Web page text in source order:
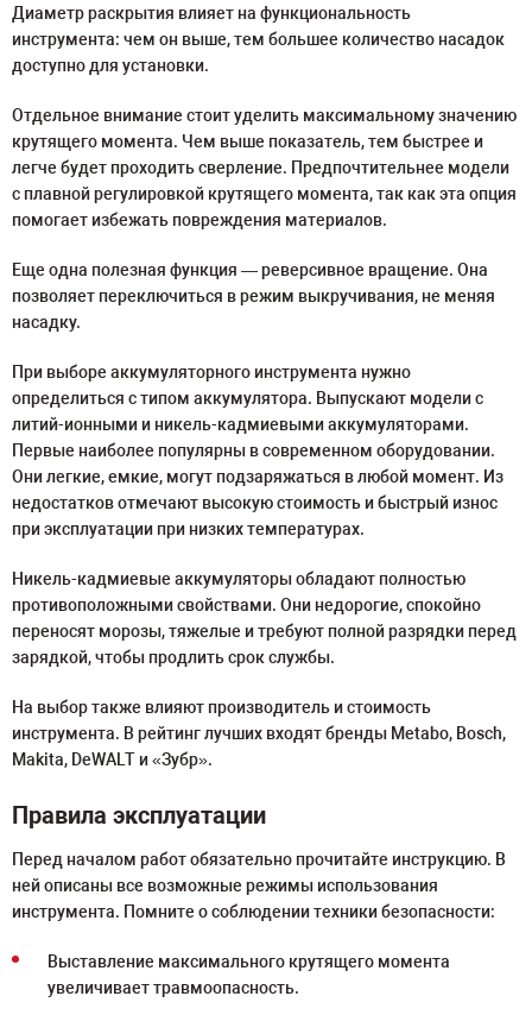
Диаметр раскрытия влияет на функциональность
инструмента: чем он выше, тем большее количество насадок
доступно для установки.
Отдельное внимание стоит уделить максимальному значению
крутящего момента. Чем выше показатель, тем быстрее и
легче будет проходить сверление. Предпочтительнее модели
с плавной регулировкой крутящего момента, так как эта опция
помогает избежать повреждения материалов.
Еще одна полезная функция — реверсивное вращение. Она
позволяет переключиться в режим выкручивания, не меняя
насадку.
При выборе аккумуляторного инструмента нужно
определиться с типом аккумулятора. Выпускают модели с
литий-ионными и никель-кадмиевыми аккумуляторами.
Первые наиболее популярны в современном оборудовании.
Они легкие, емкие, могут подзаряжаться в любой момент. Из
недостатков отмечают высокую стоимость и быстрый износ
при эксплуатации при низких температурах.
Никель-кадмиевые аккумуляторы обладают полностью
противоположными свойствами. Они недорогие, спокойно
переносят морозы, тяжелые и требуют полной разрядки перед
зарядкой, чтобы продлить срок службы.
На выбор также влияют производитель и стоимость
инструмента. В рейтинг лучших входят бренды Metabo, Bosch,
Makita, DeWALT и «Зубр».
Правила эксплуатации
Перед началом работ обязательно прочитайте инструкцию. В
ней описаны все возможные режимы использования
инструмента. Помните о соблюдении техники безопасности:
Выставление максимального крутящего момента
увеличивает травмоопасность.